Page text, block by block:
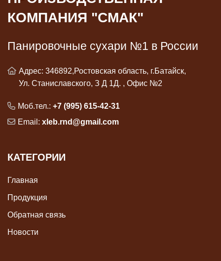
КОМПАНИЯ "СМАК"
Панировочные сухари №1 в России
Адрес: 346892,Ростовская область, г.Батайск,
Ул. Станиславского, З Д 1Д. , Офис №2
Моб.тел.: +7 (995) 615-42-31
Email: xleb.rnd@gmail.com
КАТЕГОРИИ
Главная
Продукция
Обратная связь
Новости